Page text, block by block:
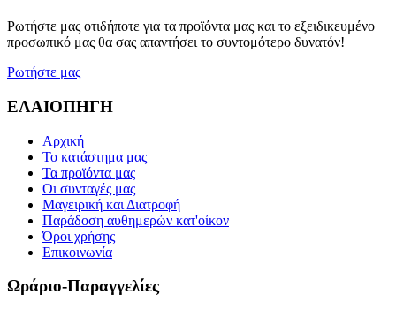
Ρωτήστε μας οτιδήποτε για τα προϊόντα μας και το εξειδικευμένο
προσωπικό μας θα σας απαντήσει το συντομότερο δυνατόν!
Ρωτήστε μας
ΕΛΑΙΟΠΗΓΗ
Αρχική
Το κατάστημα μας
Τα προϊόντα μας
Οι συνταγές μας
Μαγειρική και Διατροφή
Παράδοση αυθημερών κατ'οίκον
Όροι χρήσης
Επικοινωνία
Ωράριο-Παραγγελίες